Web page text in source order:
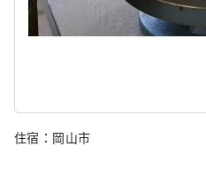
住宿：岡山市